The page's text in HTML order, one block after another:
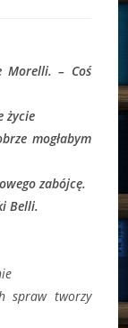
Morelli. – Coś
życie
mogłabym
zabójcę.
Belli.
spraw tworzy